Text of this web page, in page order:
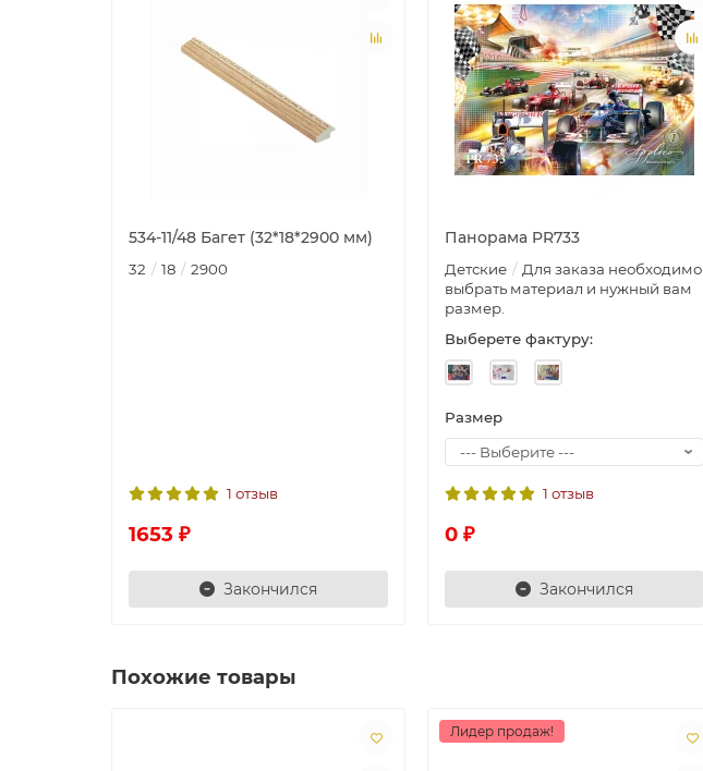
534-11/48 Багет (32*18*2900 мм)
32 18 2900
1 отзыв
1653 ₽
Закончился
Панорама PR733
Детские
Для заказа необходимо
выбрать материал и нужный вам
размер.
Выберете фактуру:
Размер
1 отзыв
0 ₽
Закончился
Похожие товары
Лидер продаж!